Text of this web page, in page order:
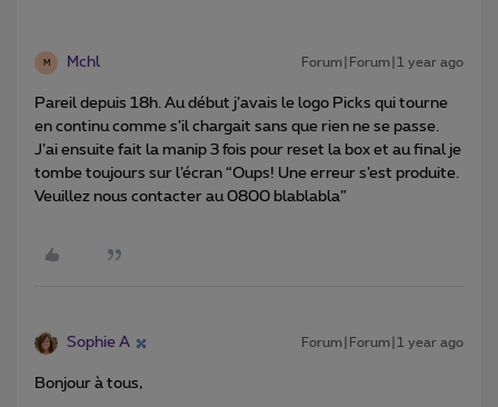
M Mchl Forum|Forum|1 year ago
Pareil depuis 18h. Au début j’avais le logo Picks qui tourne
en continu comme s’il chargait sans que rien ne se passe.
J’ai ensuite fait la manip 3 fois pour reset la box et au final je
tombe toujours sur l’écran “Oups! Une erreur s’est produite.
Veuillez nous contacter au 0800 blablabla”
Sophie A Forum|Forum|1 year ago
Bonjour à tous,